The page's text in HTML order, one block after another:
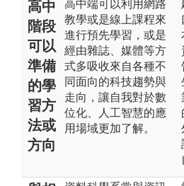
高中
階段
可以
準備
的學
習方
法或
方向
高中端可以利用網路
教學或是線上課程來
進行預先學習，或是
經由雜誌、媒體等方
式多吸收來自各種不
同面向的科技趨勢與
走向，讓自我對於數
位化、人工智慧的應
用場域更加了解。